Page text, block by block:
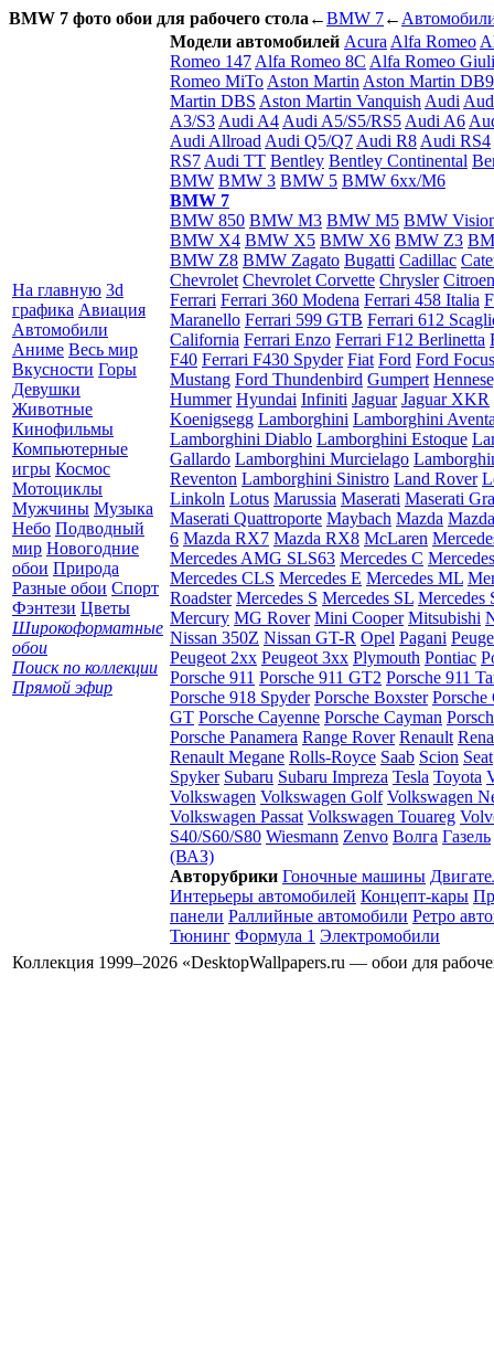
BMW 7 фото обои для рабочего стола ←BMW 7←
На главную 3d
графика Авиация
Автомобили
Аниме Весь мир
Вкусности Горы
Девушки
Животные
Кинофильмы
Компьютерные
игры Космос
Мотоциклы
Мужчины Музыка
Небо Подводный
мир Новогодние
обои Природа
Разные обои Спорт
Фэнтези Цветы
Широкоформатные
обои
Поиск по коллекции
Прямой эфир
Модели автомобилей Acura Alfa Romeo
Romeo 147 Alfa Romeo 8C Alfa Romeo
Romeo MiTo Aston Martin Aston Martin DB9
Martin DBS Aston Martin Vanquish Audi
A3/S3 Audi A4 Audi A5/S5/RS5 Audi A6
Audi Allroad Audi Q5/Q7 Audi R8 Audi RS4
RS7 Audi TT Bentley Bentley Continental
BMW BMW 3 BMW 5 BMW 6xx/M6
BMW 7
BMW 850 BMW M3 BMW M5 BMW
BMW X4 BMW X5 BMW X6 BMW Z3
BMW Z8 BMW Zagato Bugatti Cadillac
Chevrolet Chevrolet Corvette Chrysler Citroen
Ferrari Ferrari 360 Modena Ferrari 458 Italia
Maranello Ferrari 599 GTB Ferrari 612
California Ferrari Enzo Ferrari F12 Berlinetta
F40 Ferrari F430 Spyder Fiat Ford Ford Focus
Mustang Ford Thundenbird Gumpert
Hummer Hyundai Infiniti Jaguar Jaguar XKR
Koenigsegg Lamborghini Lamborghini
Lamborghini Diablo Lamborghini Estoque
Gallardo Lamborghini Murcielago
Reventon Lamborghini Sinistro Land Rover
Linkoln Lotus Marussia Maserati Maserati
Maserati Quattroporte Maybach Mazda
6 Mazda RX7 Mazda RX8 McLaren
Mercedes AMG SLS63 Mercedes C
Mercedes CLS Mercedes E Mercedes ML
Roadster Mercedes S Mercedes SL Mercedes
Mercury MG Rover Mini Cooper Mitsubishi
Nissan 350Z Nissan GT-R Opel Pagani
Peugeot 2xx Peugeot 3xx Plymouth Pontiac
Porsche 911 Porsche 911 GT2 Porsche 911
Porsche 918 Spyder Porsche Boxster Porsche
GT Porsche Cayenne Porsche Cayman
Porsche Panamera Range Rover Renault
Renault Megane Rolls-Royce Saab Scion Seat
Spyker Subaru Subaru Impreza Tesla Toyota
Volkswagen Volkswagen Golf Volkswagen
Volkswagen Passat Volkswagen Touareg
S40/S60/S80 Wiesmann Zenvo Волга Газель
(ВАЗ)
Авторубрики Гоночные машины
Интерьеры автомобилей Концепт-кары
панели Раллийные автомобили Ретро
Тюнинг Формула 1 Электромобили
Коллекция 1999–2026 «DesktopWallpapers.ru — обои для